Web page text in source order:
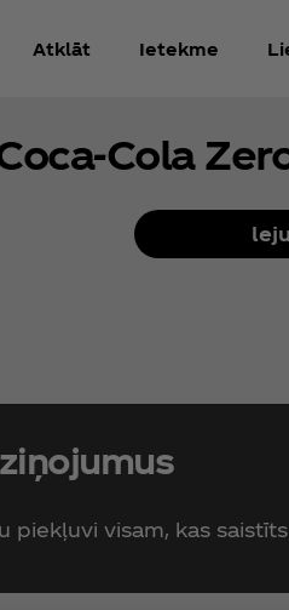
Atklāt Ietekme
piekļuvi visam, kas